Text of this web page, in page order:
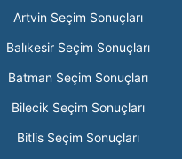
Artvin Seçim Sonuçları
Balıkesir Seçim Sonuçları
Batman Seçim Sonuçları
Bilecik Seçim Sonuçları
Bitlis Seçim Sonuçları